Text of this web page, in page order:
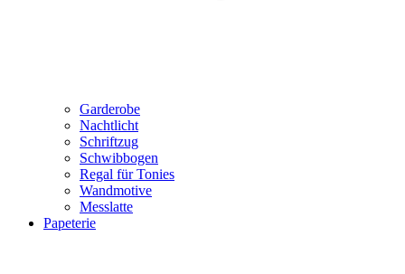
Garderobe
Nachtlicht
Schriftzug
Schwibbogen
Regal für Tonies
Wandmotive
Messlatte
Papeterie